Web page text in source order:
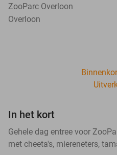
ZooParc Overloon
Overloon
In het kort
Gehele dag entree voor
met cheeta's, miereneters,